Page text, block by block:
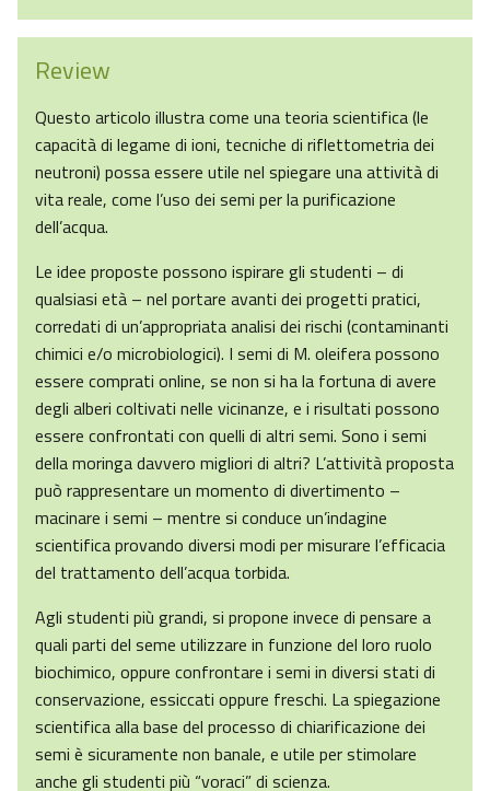
Review
Questo articolo illustra come una teoria scientifica (le
capacità di legame di ioni, tecniche di riflettometria dei
neutroni) possa essere utile nel spiegare una attività di
vita reale, come l’uso dei semi per la purificazione
dell’acqua.
Le idee proposte possono ispirare gli studenti – di
qualsiasi età – nel portare avanti dei progetti pratici,
corredati di un’appropriata analisi dei rischi (contaminanti
chimici e/o microbiologici). I semi di M. oleifera possono
essere comprati online, se non si ha la fortuna di avere
degli alberi coltivati nelle vicinanze, e i risultati possono
essere confrontati con quelli di altri semi. Sono i semi
della moringa davvero migliori di altri? L’attività proposta
può rappresentare un momento di divertimento –
macinare i semi – mentre si conduce un’indagine
scientifica provando diversi modi per misurare l’efficacia
del trattamento dell’acqua torbida.
Agli studenti più grandi, si propone invece di pensare a
quali parti del seme utilizzare in funzione del loro ruolo
biochimico, oppure confrontare i semi in diversi stati di
conservazione, essiccati oppure freschi. La spiegazione
scientifica alla base del processo di chiarificazione dei
semi è sicuramente non banale, e utile per stimolare
anche gli studenti più “voraci” di scienza.